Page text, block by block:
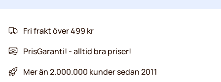
Fri frakt över 499 kr
PrisGaranti! - alltid bra priser!
Mer än 2.000.000 kunder sedan 2011